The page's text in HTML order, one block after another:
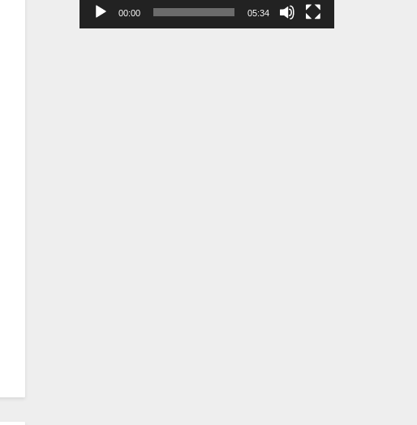
00:00 05:34